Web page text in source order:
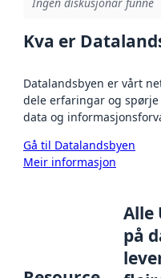
Kva er
Datalandsbyen er vårt
dele erfaringar og
data og
Gå til Datalandsbyen
Meir informasjon
Alle
på